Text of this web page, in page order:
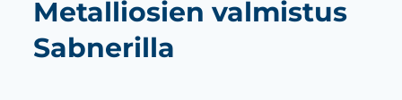
Metalliosien valmistus
Sabnerilla